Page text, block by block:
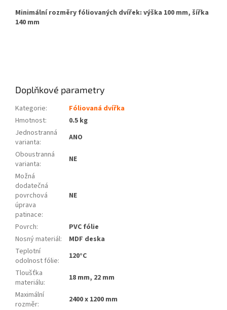
Minimální rozměry fóliovaných dvířek: výška 100 mm, šířka
140 mm
Doplňkové parametry
Kategorie:
Fóliovaná dvířka
Hmotnost:
0.5 kg
Jednostranná
varianta:
ANO
Oboustranná
varianta:
NE
Možná
dodatečná
povrchová
úprava
patinace:
NE
Povrch:
PVC fólie
Nosný materiál:
MDF deska
Teplotní
odolnost fólie:
120°C
Tloušťka
materiálu:
18 mm, 22 mm
Maximální
rozměr:
2400 x 1200 mm